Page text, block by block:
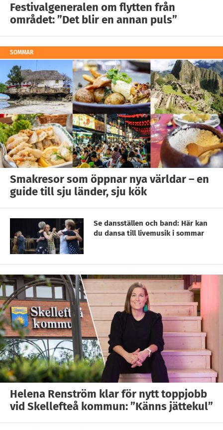
Festivalgeneralen om flytten från
området: ”Det blir en annan puls”
SOMMAR
Smakresor som öppnar nya världar – en
guide till sju länder, sju kök
Se dansställen och band: Här kan
du dansa till livemusik i sommar
Helena Renström klar för nytt toppjobb
vid Skellefteå kommun: ”Känns jättekul”